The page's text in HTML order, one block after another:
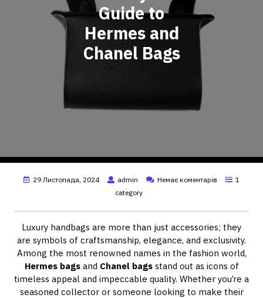
Guide to
Hermes and
Chanel Bags
29 Листопада, 2024 admin Немає коментарів
1
category
Luxury handbags are more than just accessories; they
are symbols of craftsmanship, elegance, and exclusivity.
Among the most renowned names in the fashion world,
Hermes bagsand Chanel bagsstand out as icons of
timeless appeal and impeccable quality. Whether you’re a
seasoned collector or someone looking to make their